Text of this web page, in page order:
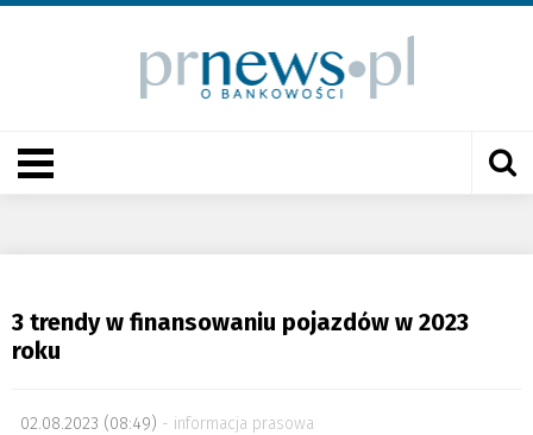
3 trendy w finansowaniu pojazdów w 2023
roku
02.08.2023 (08:49) informacja prasowa